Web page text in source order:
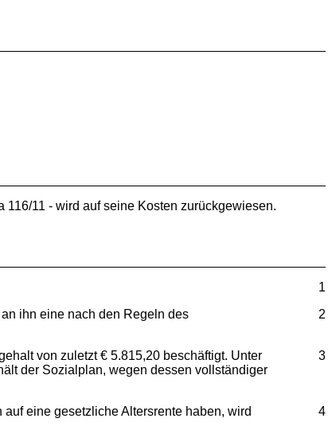
11 - wird auf seine Kosten zurückgewiesen.
1
2
ihn eine nach den Regeln des
3
von zuletzt € 5.815,20 beschäftigt. Unter
der Sozialplan, wegen dessen vollständiger
4
eine gesetzliche Altersrente haben, wird